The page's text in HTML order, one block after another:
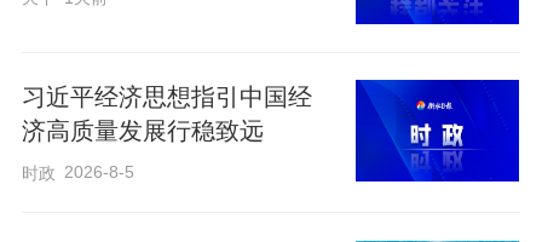
习近平经济思想指引中国经
济高质量发展行稳致远
时政 2026-8-5